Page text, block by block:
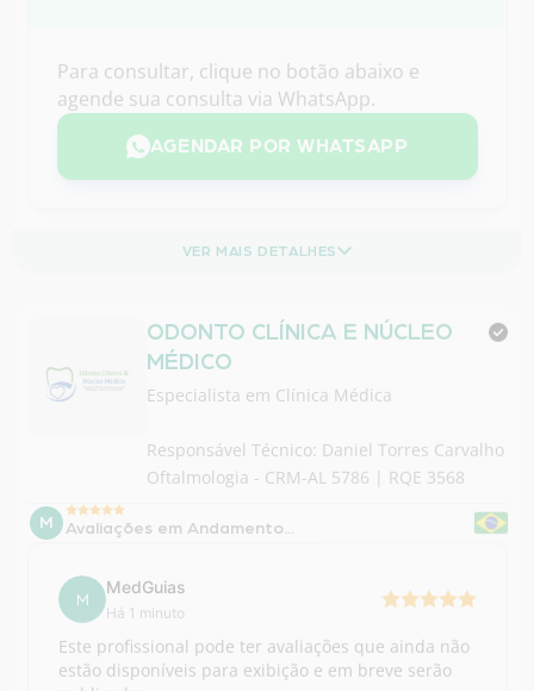
Responsável Técnico: Daniel Torres Carvalho
Oftalmologia - CRM-AL 5786 | RQE 3568
M
Há 1 minuto
estão disponíveis para exibição e em breve serão
publicadas.
Enquanto isso, acompanhe outras
informações...